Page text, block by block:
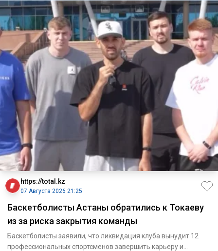
https://total.kz
07 Августа 2026 21:25
Баскетболисты Астаны обратились к Токаеву
из за риска закрытия команды
Баскетболисты заявили, что ликвидация клуба вынудит 12
профессиональных спортсменов завершить карьеру и